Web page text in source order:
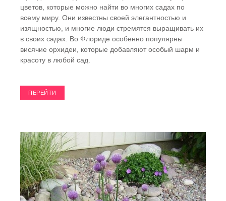
цветов, которые можно найти во многих садах по
всему миру. Они известны своей элегантностью и
изящностью, и многие люди стремятся выращивать их
в своих садах. Во Флориде особенно популярны
висячие орхидеи, которые добавляют особый шарм и
красоту в любой сад.
ПЕРЕЙТИ